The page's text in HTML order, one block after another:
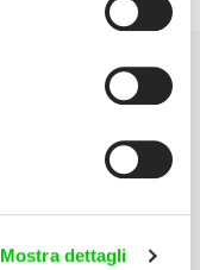
Mostra dettagli